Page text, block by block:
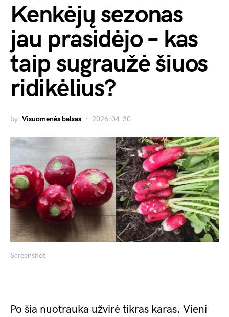
Kenkėjų sezonas
jau prasidėjo – kas
taip sugraužė šiuos
ridikėlius?
by Visuomenės balsas 2026-04-30
Screenshot
Po šia nuotrauka užvirė tikras karas. Vieni